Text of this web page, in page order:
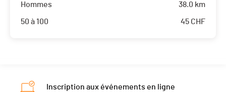
Hommes
50 à 100
38.0 km
45 CHF
Inscription aux événements en ligne